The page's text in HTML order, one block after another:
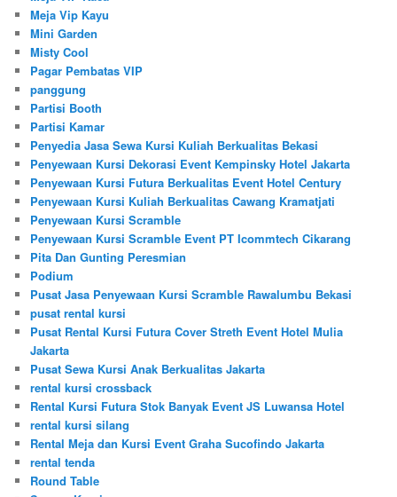
Meja Vip Kayu
Mini Garden
Misty Cool
Pagar Pembatas VIP
panggung
Partisi Booth
Partisi Kamar
Penyedia Jasa Sewa Kursi Kuliah Berkualitas Bekasi
Penyewaan Kursi Dekorasi Event Kempinsky Hotel Jakarta
Penyewaan Kursi Futura Berkualitas Event Hotel Century
Penyewaan Kursi Kuliah Berkualitas Cawang Kramatjati
Penyewaan Kursi Scramble
Penyewaan Kursi Scramble Event PT Icommtech Cikarang
Pita Dan Gunting Peresmian
Podium
Pusat Jasa Penyewaan Kursi Scramble Rawalumbu Bekasi
pusat rental kursi
Pusat Rental Kursi Futura Cover Streth Event Hotel Mulia
Jakarta
Pusat Sewa Kursi Anak Berkualitas Jakarta
rental kursi crossback
Rental Kursi Futura Stok Banyak Event JS Luwansa Hotel
rental kursi silang
Rental Meja dan Kursi Event Graha Sucofindo Jakarta
rental tenda
Round Table